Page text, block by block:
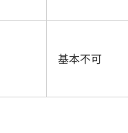
基本不可